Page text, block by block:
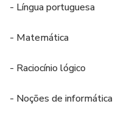
- Língua portuguesa
- Matemática
- Raciocínio lógico
- Noções de informática